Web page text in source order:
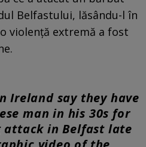
Belfastului, lăsându-l în
violenţă extremă a fost
Ireland say they have
man in his 30s for
in Belfast late